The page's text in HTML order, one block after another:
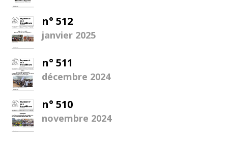
n° 512
janvier 2025
n° 511
décembre 2024
n° 510
novembre 2024